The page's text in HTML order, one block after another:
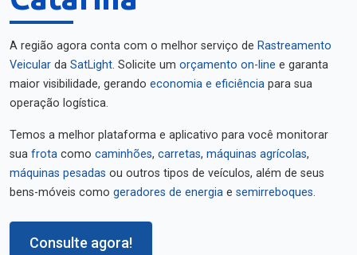
A região agora conta com o melhor serviço de Rastreamento
Veicular da SatLight. Solicite um orçamento on-line e garanta
maior visibilidade, gerando economia e eficiência para sua
operação logística.
Temos a melhor plataforma e aplicativo para você monitorar
sua frota como caminhões, carretas, máquinas agrícolas,
máquinas pesadas ou outros tipos de veículos, além de seus
bens-móveis como geradores de energia e semirreboques.
Consulte agora!